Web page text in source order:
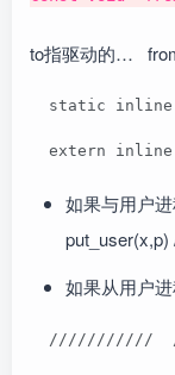
to指驱动的…
static
extern
如果与用户
如果从用户
///////////